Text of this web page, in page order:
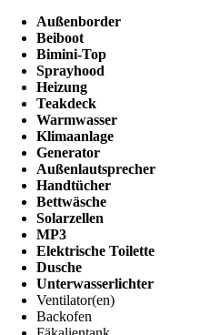
Außenborder
Beiboot
Bimini-Top
Sprayhood
Heizung
Teakdeck
Warmwasser
Klimaanlage
Generator
Außenlautsprecher
Handtücher
Bettwäsche
Solarzellen
MP3
Elektrische Toilette
Dusche
Unterwasserlichter
Ventilator(en)
Backofen